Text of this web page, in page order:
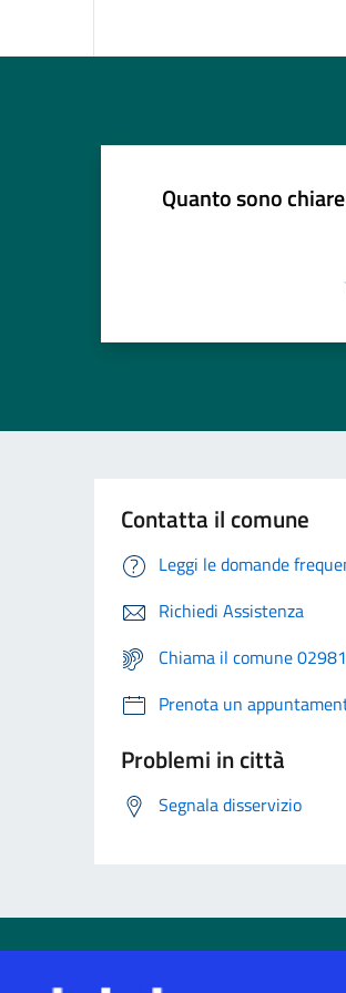
Quanto sono
Contatta il comune
Leggi le domande
Richiedi Assistenza
Chiama il comune
Prenota un
Problemi in città
Segnala disservizio